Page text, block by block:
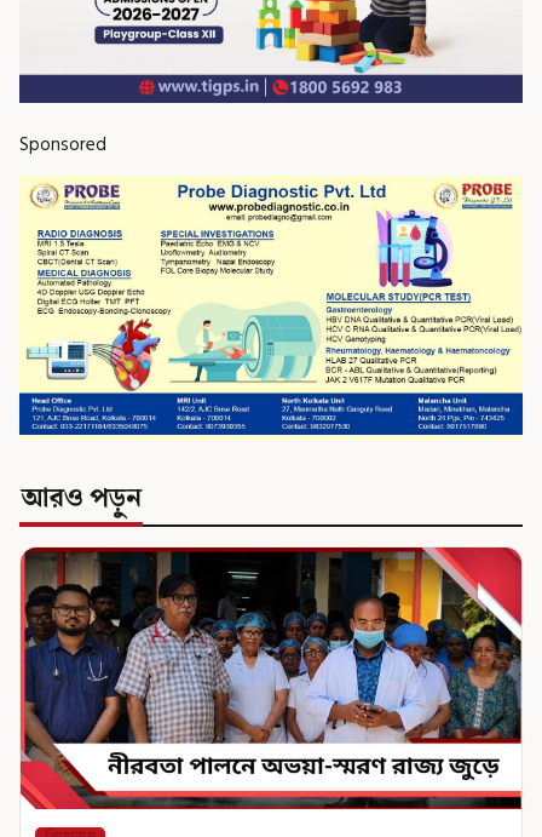
Sponsored
আরও পড়ুন